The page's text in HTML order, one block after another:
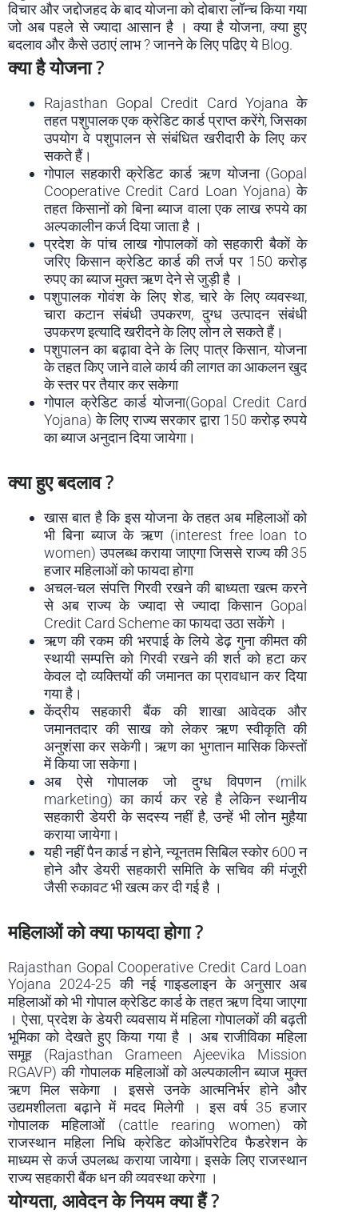
विचार और जद्दोजहद के बाद योजना को दोबारा लॉन्च किया गया
जो अब पहले से ज्यादा आसान है । क्या है योजना, क्या हुए
बदलाव और कैसे उठाएं लाभ ? जानने के लिए पढिए ये Blog.
क्या है योजना ?
Rajasthan Gopal Credit Card Yojana के
तहत पशुपालक एक क्रेडिट कार्ड प्राप्त करेंगे, जिसका
उपयोग वे पशुपालन से संबंधित खरीदारी के लिए कर
सकते हैं।
गोपाल सहकारी क्रेडिट कार्ड ऋण योजना (Gopal
Cooperative Credit Card Loan Yojana) के
तहत किसानों को बिना ब्याज वाला एक लाख रुपये का
अल्पकालीन कर्ज दिया जाता है ।
प्रदेश के पांच लाख गोपालकों को सहकारी बैकों के
जरिए किसान क्रेडिट कार्ड की तर्ज पर 150 करोड़
रुपए का ब्याज मुक्त ऋण देने से जुड़ी है ।
पशुपालक गोवंश के लिए शेड, चारे के लिए व्यवस्था,
चारा कटान संबंधी उपकरण, दुग्ध उत्पादन संबंधी
उपकरण इत्यादि खरीदने के लिए लोन ले सकते हैं।
पशुपालन का बढ़ावा देने के लिए पात्र किसान, योजना
के तहत किए जाने वाले कार्य की लागत का आकलन खुद
के स्तर पर तैयार कर सकेगा
गोपाल क्रेडिट कार्ड योजना(Gopal Credit Card
Yojana) के लिए राज्य सरकार द्वारा 150 करोड़ रुपये
का ब्याज अनुदान दिया जायेगा।
क्या हुए बदलाव ?
खास बात है कि इस योजना के तहत अब महिलाओं को
भी बिना ब्याज के ऋण (interest free loan to
women) उपलब्ध कराया जाएगा जिससे राज्य की 35
हजार महिलाओं को फायदा होगा
अचल-चल संपत्ति गिरवी रखने की बाध्यता खत्म करने
से अब राज्य के ज्यादा से ज्यादा किसान Gopal
Credit Card Scheme का फायदा उठा सकेंगे ।
ऋण की रकम की भरपाई के लिये डेढ़ गुना कीमत की
स्थायी सम्पत्ति को गिरवी रखने की शर्त को हटा कर
केवल दो व्यक्तियों की जमानत का प्रावधान कर दिया
गया है।
केंद्रीय सहकारी बैंक की शाखा आवेदक और
जमानतदार की साख को लेकर ऋण स्वीकृति की
अनुशंसा कर सकेगी। ऋण का भुगतान मासिक किस्तों
में किया जा सकेगा।
अब ऐसे गोपालक जो दुग्ध विपणन (milk
marketing) का कार्य कर रहे है लेकिन स्थानीय
सहकारी डेयरी के सदस्य नहीं है, उन्हें भी लोन मुहैया
कराया जायेगा।
यही नहीं पैन कार्ड न होने, न्यूनतम सिबिल स्कोर 600 न
होने और डेयरी सहकारी समिति के सचिव की मंजूरी
जैसी रुकावट भी खत्म कर दी गई है ।
महिलाओं को क्या फायदा होगा ?
Rajasthan Gopal Cooperative Credit Card Loan
Yojana 2024-25 की नई गाइडलाइन के अनुसार अब
महिलाओं को भी गोपाल क्रेडिट कार्ड के तहत ऋण दिया जाएगा
। ऐसा, प्रदेश के डेयरी व्यवसाय में महिला गोपालकों की बढ़ती
भूमिका को देखते हुए किया गया है । अब राजीविका महिला
समूह (Rajasthan Grameen Ajeevika Mission
RGAVP) की गोपालक महिलाओं को अल्पकालीन ब्याज मुक्त
ऋण मिल सकेगा । इससे उनके आत्मनिर्भर होने और
उद्यमशीलता बढ़ाने में मदद मिलेगी । इस वर्ष 35 हजार
गोपालक महिलाओं (cattle rearing women) को
राजस्थान महिला निधि क्रेडिट कोऑपरेटिव फैडरेशन के
माध्यम से कर्ज उपलब्ध कराया जायेगा। इसके लिए राजस्थान
राज्य सहकारी बैंक धन की व्यवस्था करेगा ।
योग्यता, आवेदन के नियम क्या हैं ?